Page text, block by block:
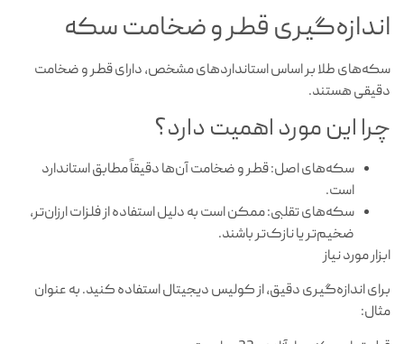
اندازه‌گیری قطر و ضخامت سکه
سکه‌های طلا بر اساس استانداردهای مشخص، دارای قطر و ضخامت
دقیقی هستند.
چرا این مورد اهمیت دارد؟
سکه‌های اصل: قطر و ضخامت آن‌ها دقیقاً مطابق استاندارد
است.
سکه‌های تقلبی: ممکن است به دلیل استفاده از فلزات ارزان‌تر،
ضخیم‌تر یا نازک‌تر باشند.
ابزار مورد نیاز
برای اندازه‌گیری دقیق، از کولیس دیجیتال استفاده کنید. به عنوان
مثال: